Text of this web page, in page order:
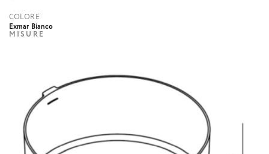
COLORE
Exmar Bianco
MISURE